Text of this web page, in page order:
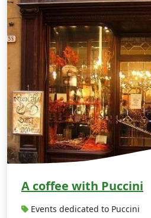
A coffee with Puccini
Events dedicated to Puccini